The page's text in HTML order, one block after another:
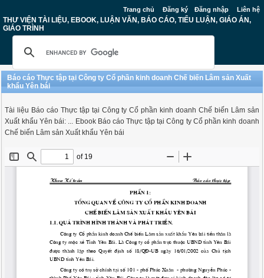
Trang chủ Đăng ký Đăng nhập Liên hệ
THƯ VIỆN TÀI LIỆU, EBOOK, LUẬN VĂN, BÁO CÁO, TIỂU LUẬN, GIÁO ÁN,
GIÁO TRÌNH
Báo cáo Thực tập tại Công ty Cổ phần kinh doanh Chế biến Lâm sản Xuất
khẩu Yên bái
Tài liệu Báo cáo Thực tập tại Công ty Cổ phần kinh doanh Chế biến Lâm sản
Xuất khẩu Yên bái: ... Ebook Báo cáo Thực tập tại Công ty Cổ phần kinh doanh
Chế biến Lâm sản Xuất khẩu Yên bái